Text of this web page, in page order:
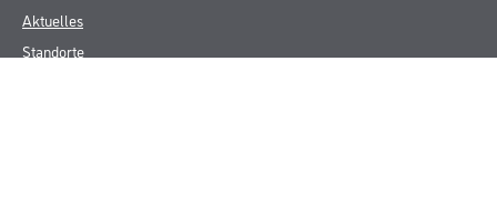
Aktuelles
Standorte